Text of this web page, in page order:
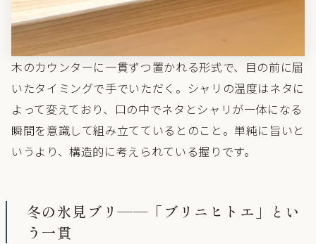
木のカウンターに一貫ずつ置かれる形式で、目の前に届
いたタイミングで手でいただく。シャリの温度はネタに
よって変えており、口の中でネタとシャリが一体になる
瞬間を意識して組み立てているとのこと。単純に旨いと
いうより、構造的に考えられている握りです。
冬の氷見ブリ——「ブリニヒトエ」とい
う一貫